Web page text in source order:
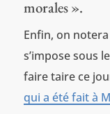
morales ».
Enfin, on
s’impose sous
faire taire ce
qui a été fait à